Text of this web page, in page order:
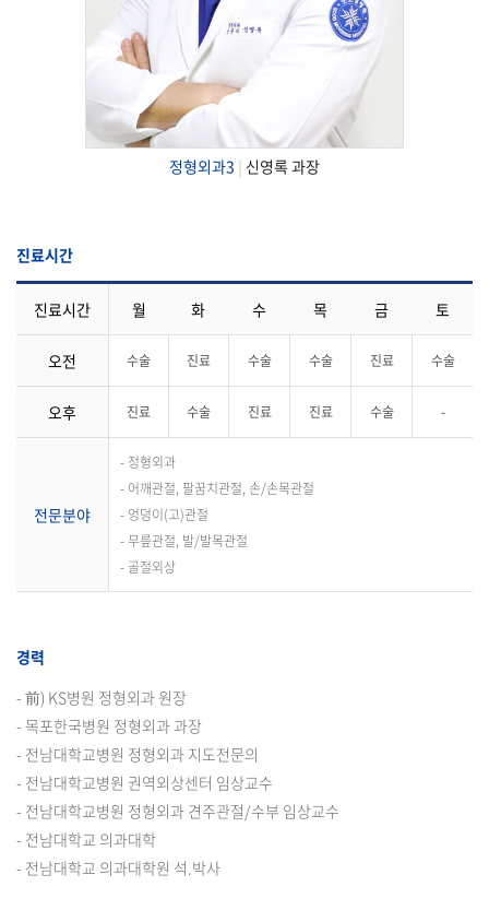
정형외과3 | 신영록 과장
진료시간
진료시간 월 화 수 목 금 토
오전 수술 진료 수술 수술 진료 수술
오후 진료 수술 진료 진료 수술 -
전문분야
- 정형외과
- 어깨관절, 팔꿈치관절, 손/손목관절
- 엉덩이(고)관절
- 무릎관절, 발/발목관절
- 골절외상
경력
- 前) KS병원 정형외과 원장
- 목포한국병원 정형외과 과장
- 전남대학교병원 정형외과 지도전문의
- 전남대학교병원 권역외상센터 임상교수
- 전남대학교병원 정형외과 견주관절/수부 임상교수
- 전남대학교 의과대학
- 전남대학교 의과대학원 석.박사